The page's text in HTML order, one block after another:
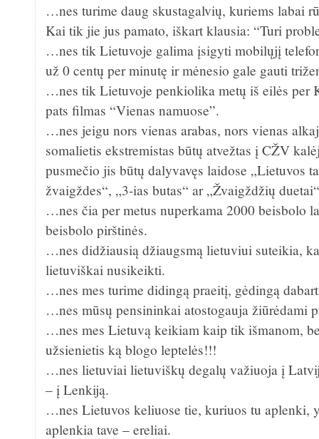
…nes turime daug skustagalvių, kuriems labai
Kai tik jie jus pamato, iškart klausia: “Turi
…nes tik Lietuvoje galima įsigyti mobilųjį
už 0 centų per minutę ir mėnesio gale gauti
…nes tik Lietuvoje penkiolika metų iš eilės per
pats filmas “Vienas namuose”.
…nes jeigu nors vienas arabas, nors vienas
somalietis ekstremistas būtų atvežtas į CŽV
pusmečio jis būtų dalyvavęs laidose „Lietuvos
žvaigždes“, „3-ias butas“ ar „Žvaigždžių
…nes čia per metus nuperkama 2000 beisbolo
beisbolo pirštinės.
…nes didžiausią džiaugsmą lietuviui suteikia,
lietuviškai nusikeikti.
…nes mes turime didingą praeitį, gėdingą
…nes mūsų pensininkai atostogauja žiūrėdami
…nes mes Lietuvą keikiam kaip tik išmanom,
užsienietis ką blogo leptelės!!!
…nes lietuviai lietuviškų degalų važiuoja į
– į Lenkiją.
…nes Lietuvos keliuose tie, kuriuos tu aplenki,
aplenkia tave – ereliai.